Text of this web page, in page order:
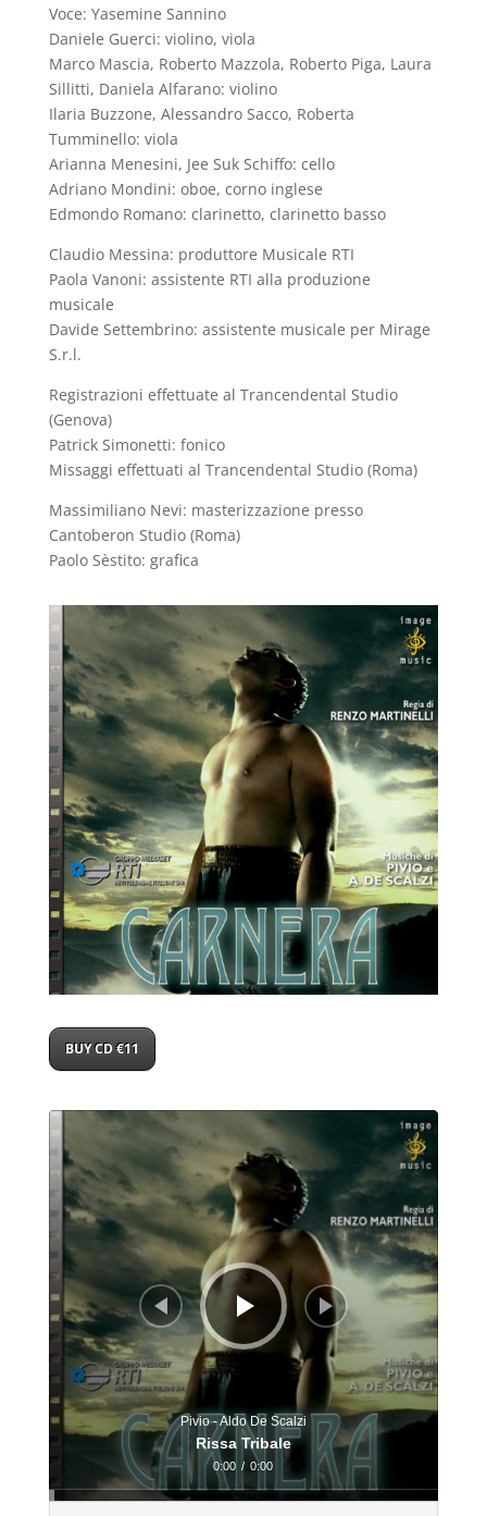
Voce: Yasemine Sannino
Daniele Guerci: violino, viola
Marco Mascia, Roberto Mazzola, Roberto Piga, Laura
Sillitti, Daniela Alfarano: violino
Ilaria Buzzone, Alessandro Sacco, Roberta
Tumminello: viola
Arianna Menesini, Jee Suk Schiffo: cello
Adriano Mondini: oboe, corno inglese
Edmondo Romano: clarinetto, clarinetto basso
Claudio Messina: produttore Musicale RTI
Paola Vanoni: assistente RTI alla produzione
musicale
Davide Settembrino: assistente musicale per Mirage
S.r.l.
Registrazioni effettuate al Trancendental Studio
(Genova)
Patrick Simonetti: fonico
Missaggi effettuati al Trancendental Studio (Roma)
Massimiliano Nevi: masterizzazione presso
Cantoberon Studio (Roma)
Paolo Sèstito: grafica
BUY CD €11
Audio
Pivio - Aldo De Scalzi
Rissa Tribale
0:00 / 0:00